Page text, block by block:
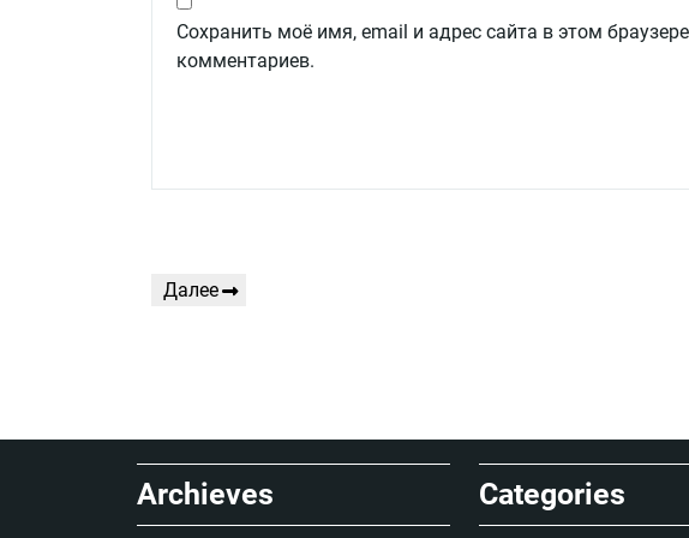
Сохранить моё имя, email и адрес сайта в этом
комментариев.
Навигация
Следующая
Далее
Archieves Categories